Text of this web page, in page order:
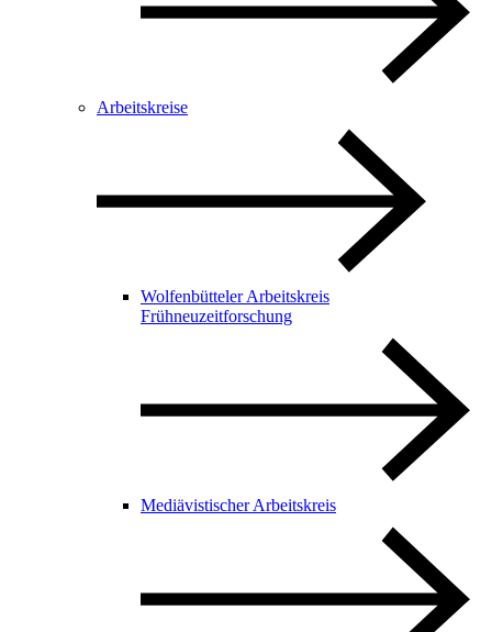
Arbeitskreise
Wolfenbütteler Arbeitskreis
Frühneuzeitforschung
Mediävistischer Arbeitskreis